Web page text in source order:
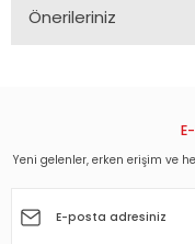
Önerileriniz
Görüş ve önerileriniz
Ürün açıklamasında
Yeni gelenler, erken erişim ve